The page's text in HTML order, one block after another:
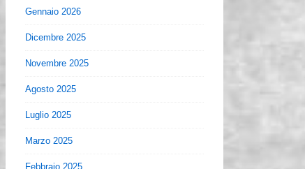
Gennaio 2026
Dicembre 2025
Novembre 2025
Agosto 2025
Luglio 2025
Marzo 2025
Febbraio 2025